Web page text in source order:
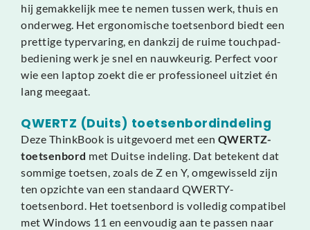
hij gemakkelijk mee te nemen tussen werk, thuis en
onderweg. Het ergonomische toetsenbord biedt een
prettige typervaring, en dankzij de ruime touchpad-
bediening werk je snel en nauwkeurig. Perfect voor
wie een laptop zoekt die er professioneel uitziet én
lang meegaat.
QWERTZ (Duits) toetsenbordindeling
Deze ThinkBook is uitgevoerd met een QWERTZ-
toetsenbord met Duitse indeling. Dat betekent dat
sommige toetsen, zoals de Z en Y, omgewisseld zijn
ten opzichte van een standaard QWERTY-
toetsenbord. Het toetsenbord is volledig compatibel
met Windows 11 en eenvoudig aan te passen naar